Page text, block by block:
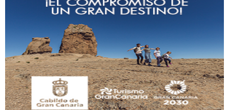
Gato manso encontrado
Este gato macho ha aparecido en la calle hace menos de un mes, es muy
manso y extremadamente cari...
Leales.org » Gran Canaria | 9.7.2025